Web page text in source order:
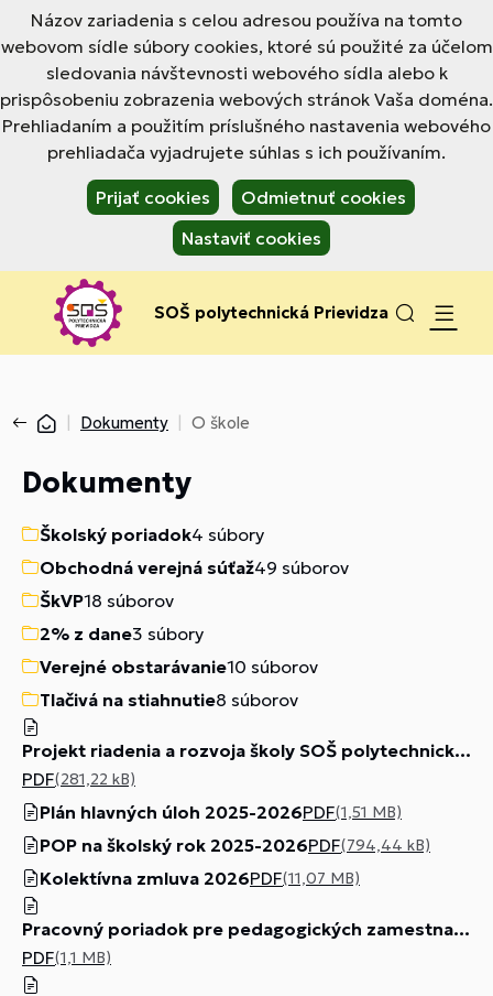
Názov zariadenia s celou adresou používa na tomto
webovom sídle súbory cookies, ktoré sú použité za účelom
sledovania návštevnosti webového sídla alebo k
prispôsobeniu zobrazenia webových stránok Vaša doména.
Prehliadaním a použitím príslušného nastavenia webového
prehliadača vyjadrujete súhlas s ich používaním.
Prijať cookies
Odmietnuť cookies
Nastaviť cookies
SOŠ polytechnická Prievidza
Dokumenty O škole
Dokumenty
Školský poriadok4 súbory
Obchodná verejná súťaž49 súborov
ŠkVP18 súborov
2% z dane3 súbory
Verejné obstarávanie10 súborov
Tlačivá na stiahnutie8 súborov
Projekt riadenia a rozvoja školy SOŠ polytechnická T. Vansovej 32 Prievidza
PDF(281,22 kB)
Plán hlavných úloh 2025-2026PDF(1,51 MB)
POP na školský rok 2025-2026PDF(794,44 kB)
Kolektívna zmluva 2026PDF(11,07 MB)
Pracovný poriadok pre pedagogických zamestnancov
PDF(1,1 MB)